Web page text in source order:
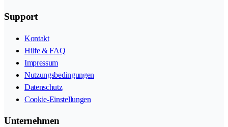
Support
Kontakt
Hilfe & FAQ
Impressum
Nutzungsbedingungen
Datenschutz
Cookie-Einstellungen
Unternehmen